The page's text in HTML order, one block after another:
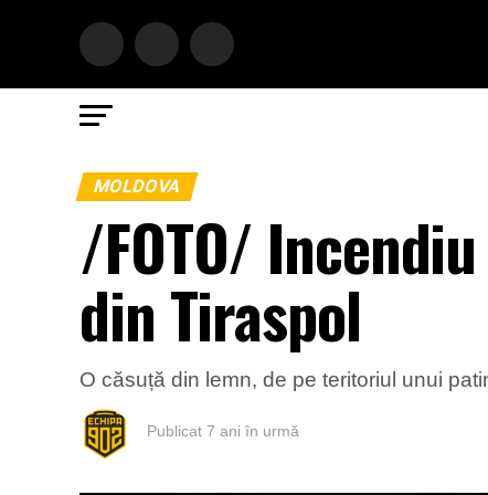
MOLDOVA
/FOTO/
din Tiraspol
O căsuță din lemn, de pe teritoriul unui
Publicat 7 ani în urmă